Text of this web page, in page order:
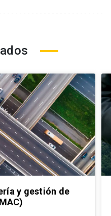
y gestión de